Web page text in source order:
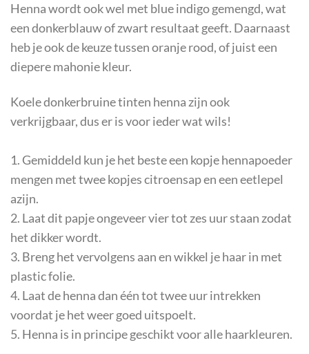
Henna wordt ook wel met blue indigo gemengd, wat
een donkerblauw of zwart resultaat geeft. Daarnaast
heb je ook de keuze tussen oranje rood, of juist een
diepere mahonie kleur.
Koele donkerbruine tinten henna zijn ook
verkrijgbaar, dus er is voor ieder wat wils!
1. Gemiddeld kun je het beste een kopje hennapoeder
mengen met twee kopjes citroensap en een eetlepel
azijn.
2. Laat dit papje ongeveer vier tot zes uur staan zodat
het dikker wordt.
3. Breng het vervolgens aan en wikkel je haar in met
plastic folie.
4. Laat de henna dan één tot twee uur intrekken
voordat je het weer goed uitspoelt.
5. Henna is in principe geschikt voor alle haarkleuren.